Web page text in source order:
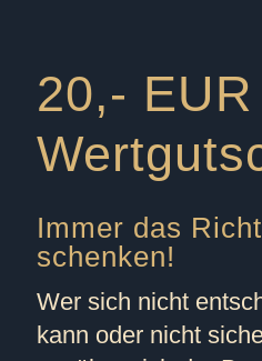
20,- EUR
Immer das
schenken!
Wer sich nicht
kann oder nicht